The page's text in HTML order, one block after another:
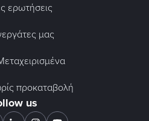
ερωτήσεις
μας
προκαταβολή
us